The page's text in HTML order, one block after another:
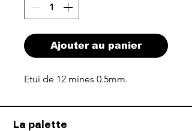
Ajouter au panier
Etui de 12 mines 0.5mm.
La palette